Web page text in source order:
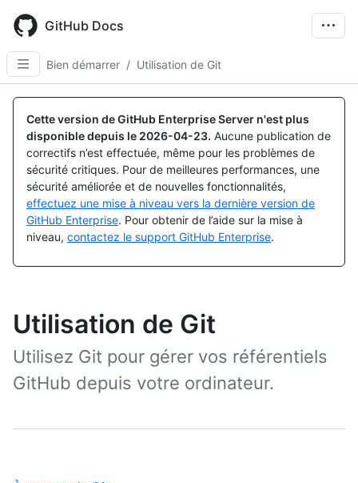
main
content
GitHub Docs
Bien démarrer / Utilisation de Git
Cette version de GitHub Enterprise Server n'est plus
disponible depuis le 2026-04-23. Aucune publication de
correctifs n’est effectuée, même pour les problèmes de
sécurité critiques. Pour de meilleures performances, une
sécurité améliorée et de nouvelles fonctionnalités,
effectuez une mise à niveau vers la dernière version de
GitHub Enterprise. Pour obtenir de l’aide sur la mise à
niveau, contactez le support GitHub Enterprise.
Utilisation de Git
Utilisez Git pour gérer vos référentiels
GitHub depuis votre ordinateur.